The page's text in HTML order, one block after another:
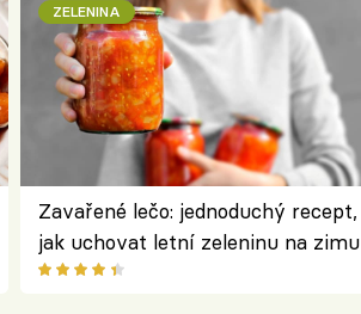
ZELENINA
Zavařené lečo: jednoduchý recept,
jak uchovat letní zeleninu na zimu